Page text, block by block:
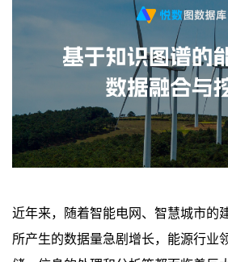
近年来，随着智能电网、智慧城市的
所产生的数据量急剧增长，能源行业